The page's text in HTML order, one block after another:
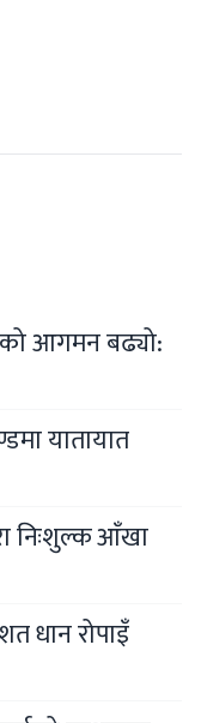
आगमन बढ्यो:
यातायात
निःशुल्क आँखा
धान रोपाइँ